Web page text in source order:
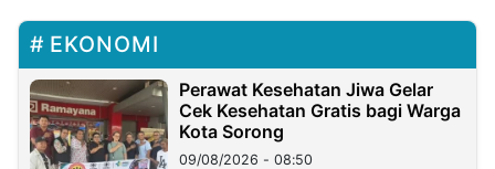
EKONOMI
Perawat Kesehatan Jiwa Gelar
Cek Kesehatan Gratis bagi Warga
Kota Sorong
09/08/2026 - 08:50